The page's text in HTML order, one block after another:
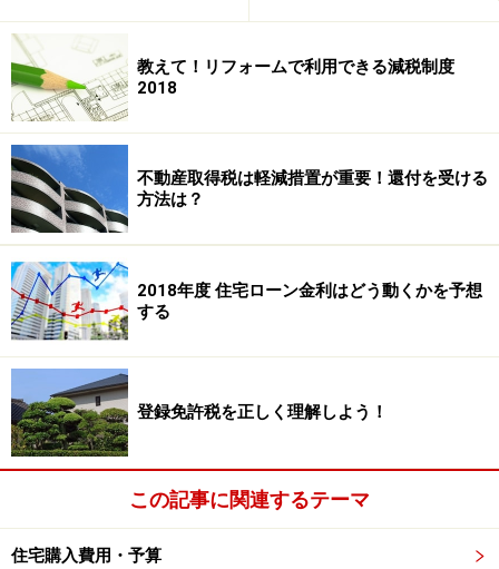
教えて！リフォームで利用できる減税制度
2018
不動産取得税は軽減措置が重要！還付を受ける
方法は？
2018年度 住宅ローン金利はどう動くかを予想
する
登録免許税を正しく理解しよう！
この記事に関連するテーマ
住宅購入費用・予算